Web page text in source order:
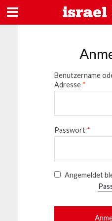
Benutzername
Adresse *
Passwort *
Angemeldet